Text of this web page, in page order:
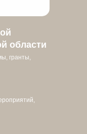
области
гранты,